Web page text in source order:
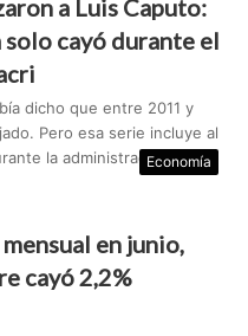
a Luis Caputo:
cayó durante el
dicho que entre 2011 y
Pero esa serie incluye al
la administración ma...
Economía
en junio,
cayó 2,2%